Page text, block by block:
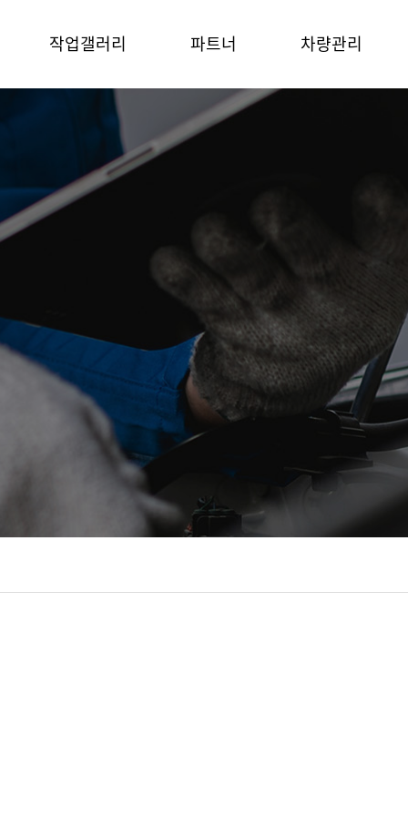
작업갤러리 파트너 차량관리